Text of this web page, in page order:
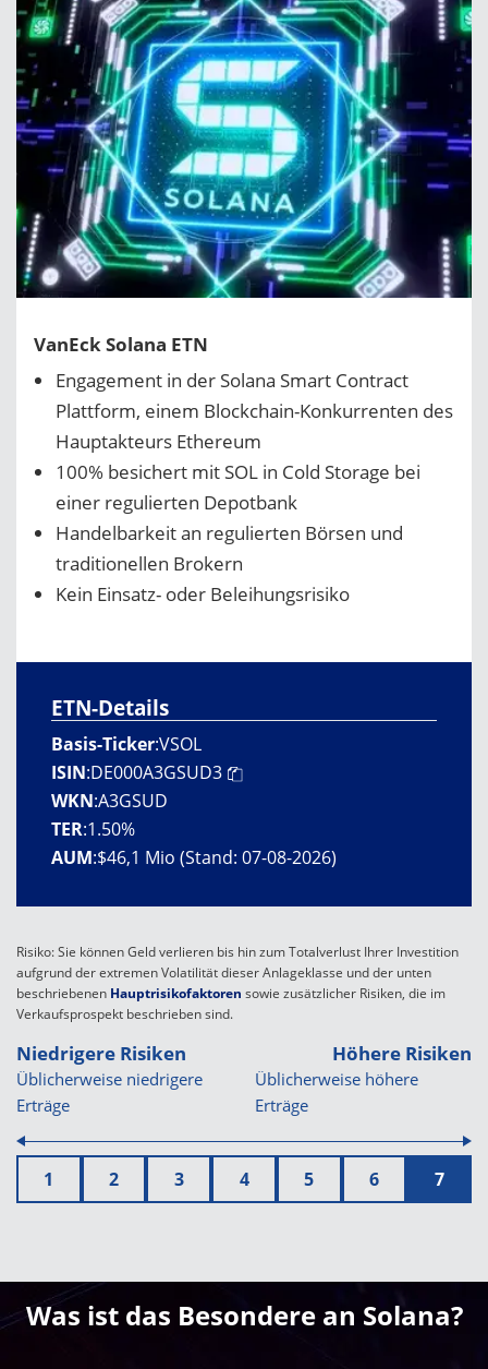
VanEck Solana ETN
Engagement in der Solana Smart Contract
Plattform, einem Blockchain-Konkurrenten des
Hauptakteurs Ethereum
100% besichert mit SOL in Cold Storage bei
einer regulierten Depotbank
Handelbarkeit an regulierten Börsen und
traditionellen Brokern
Kein Einsatz- oder Beleihungsrisiko
ETN-Details
Basis-Ticker:VSOL
ISIN:DE000A3GSUD3
WKN:A3GSUD
TER:1.50%
AUM:$46,1 Mio (Stand: 07-08-2026)
Niedrigere Risiken
Üblicherweise niedrigere
Erträge
Höhere Risiken
Üblicherweise höhere
Erträge
1 2 3 4 5 6 7
Risiko: Sie können Geld verlieren bis hin zum Totalverlust Ihrer Investition
aufgrund der extremen Volatilität dieser Anlageklasse und der unten
beschriebenen Hauptrisikofaktoren sowie zusätzlicher Risiken, die im
Verkaufsprospekt beschrieben sind.
Was ist das Besondere an Solana?